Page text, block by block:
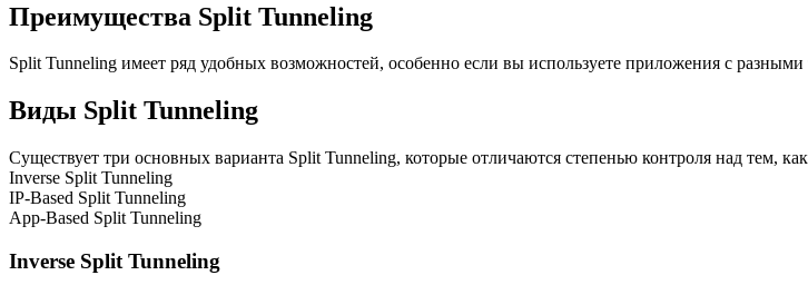
Преимущества Split Tunneling
Split Tunneling имеет ряд удобных возможностей, особенно если вы используете приложения с
Виды Split Tunneling
Существует три основных варианта Split Tunneling, которые отличаются степенью контроля над тем,
Inverse Split Tunneling
IP-Based Split Tunneling
App-Based Split Tunneling
Inverse Split Tunneling